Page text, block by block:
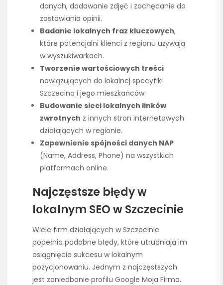
danych, dodawanie zdjęć i zachęcanie do
zostawiania opinii.
Badanie lokalnych fraz kluczowych,
które potencjalni klienci z regionu używają
w wyszukiwarkach.
Tworzenie wartościowych treści
nawiązujących do lokalnej specyfiki
Szczecina i jego mieszkańców.
Budowanie sieci lokalnych linków
zwrotnych z innych stron internetowych
działających w regionie.
Zapewnienie spójności danych NAP
(Name, Address, Phone) na wszystkich
platformach online.
Najczęstsze błędy w
lokalnym SEO w Szczecinie
Wiele firm działających w Szczecinie
popełnia podobne błędy, które utrudniają im
osiągnięcie sukcesu w lokalnym
pozycjonowaniu. Jednym z najczęstszych
jest zaniedbanie profilu Google Moja Firma.